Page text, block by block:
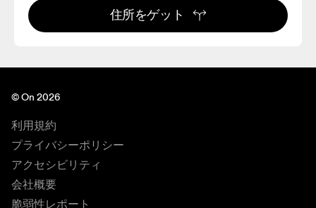
住所をゲット
© On 2026
利用規約
プライバシーポリシー
アクセシビリティ
会社概要
脆弱性レポート